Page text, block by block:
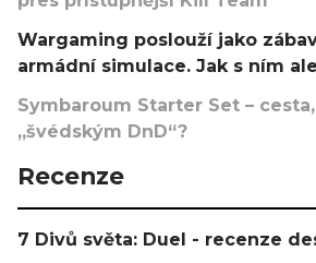
Wargaming poslouží jako
armádní simulace. Jak s ním
Symbaroum Starter Set –
„švédským DnD“?
Recenze
7 Divů světa: Duel - recenze